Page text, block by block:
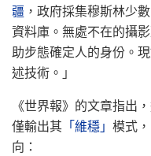
疆 ，政府採集穆斯林少
資料庫。無處不在的攝
助步態確定人的身份。
述技術。」
《世界報》的文章指出
僅輸出其 「維穩」 模式
向：